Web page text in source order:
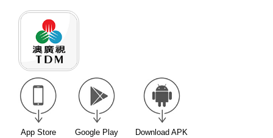
App Store Google Play Download APK